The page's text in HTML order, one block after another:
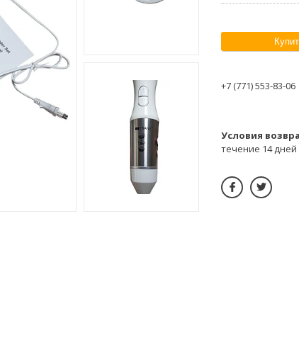
+7 (771) 553-83-06
течение 14 дней